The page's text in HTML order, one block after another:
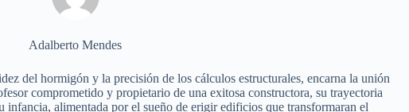
Adalberto Mendes
del hormigón y la precisión de los cálculos estructurales, encarna la unión
comprometido y propietario de una exitosa constructora, su trayectoria
infancia, alimentada por el sueño de erigir edificios que transformaran el